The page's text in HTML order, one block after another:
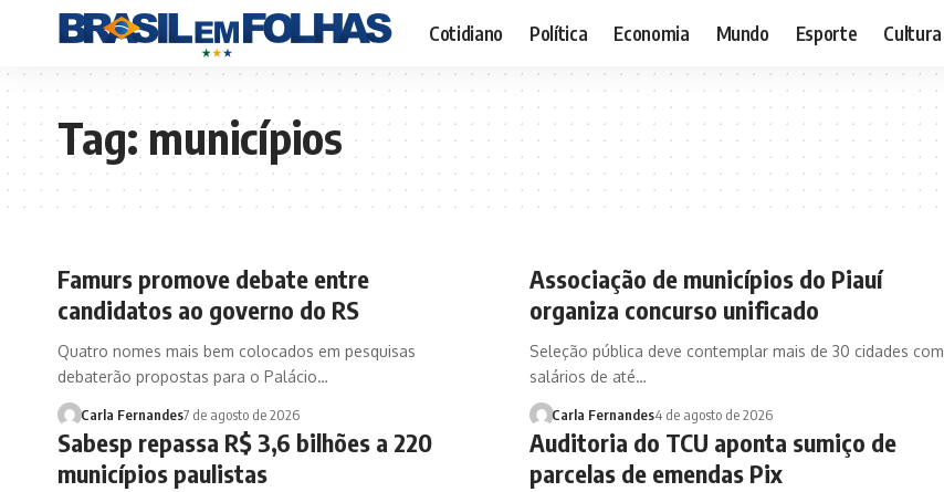
Cotidiano Política Economia Mundo Esporte Cultura
Tag:municípios
Famurs promove debate entre
candidatos ao governo do RS
Quatro nomes mais bem colocados em pesquisas
debaterão propostas para o Palácio…
Carla Fernandes7 de agosto de 2026
Associação de municípios do Piauí
organiza concurso unificado
Seleção pública deve contemplar mais de 30 cidades com
salários de até…
Carla Fernandes4 de agosto de 2026
Sabesp repassa R$ 3,6 bilhões a 220
municípios paulistas
Auditoria do TCU aponta sumiço de
parcelas de emendas Pix